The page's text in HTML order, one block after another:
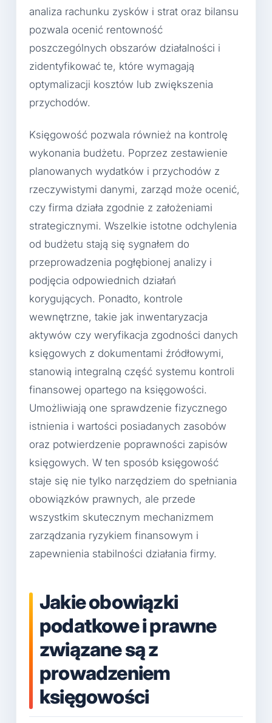
analiza rachunku zysków i strat oraz bilansu
pozwala ocenić rentowność
poszczególnych obszarów działalności i
zidentyfikować te, które wymagają
optymalizacji kosztów lub zwiększenia
przychodów.
Księgowość pozwala również na kontrolę
wykonania budżetu. Poprzez zestawienie
planowanych wydatków i przychodów z
rzeczywistymi danymi, zarząd może ocenić,
czy firma działa zgodnie z założeniami
strategicznymi. Wszelkie istotne odchylenia
od budżetu stają się sygnałem do
przeprowadzenia pogłębionej analizy i
podjęcia odpowiednich działań
korygujących. Ponadto, kontrole
wewnętrzne, takie jak inwentaryzacja
aktywów czy weryfikacja zgodności danych
księgowych z dokumentami źródłowymi,
stanowią integralną część systemu kontroli
finansowej opartego na księgowości.
Umożliwiają one sprawdzenie fizycznego
istnienia i wartości posiadanych zasobów
oraz potwierdzenie poprawności zapisów
księgowych. W ten sposób księgowość
staje się nie tylko narzędziem do spełniania
obowiązków prawnych, ale przede
wszystkim skutecznym mechanizmem
zarządzania ryzykiem finansowym i
zapewnienia stabilności działania firmy.
Jakie obowiązki
podatkowe i prawne
związane są z
prowadzeniem
księgowości